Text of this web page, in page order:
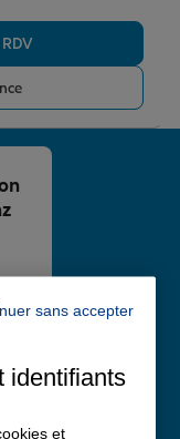
sans accepter
identifiants
et